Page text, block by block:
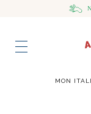
MON
VOYAGEUSE
master